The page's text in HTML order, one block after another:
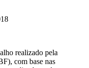
realizado pela
com base nas